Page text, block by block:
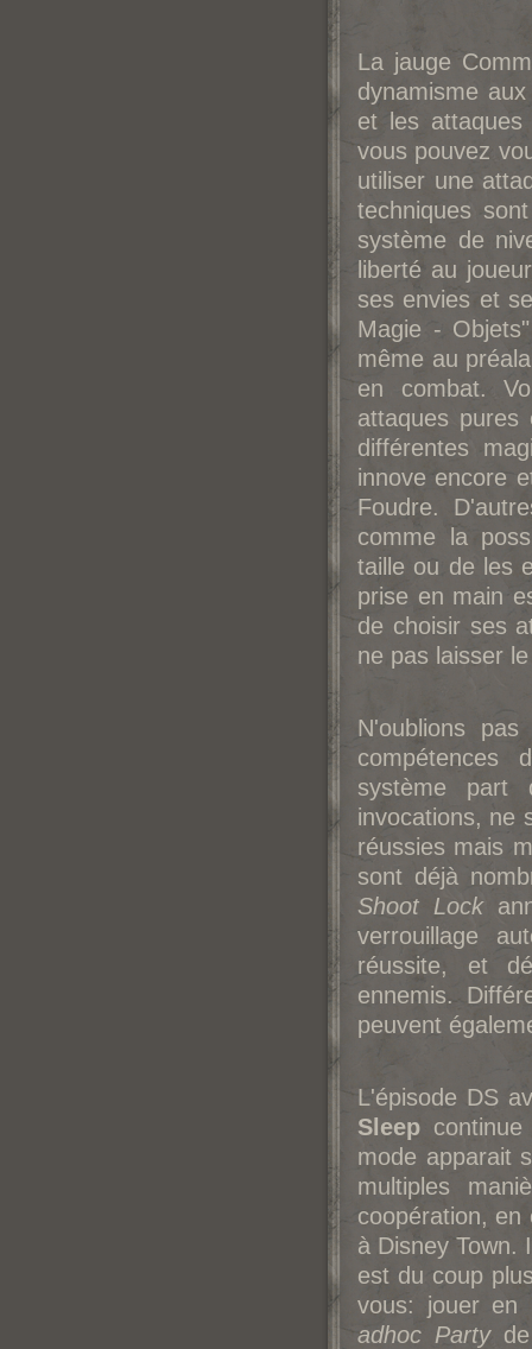
La jauge
dynamisme
et les attaques
vous pouvez
utiliser une
techniques
système de
liberté au
ses envies et
Magie -
même au
en combat.
attaques
différentes
innove encore
Foudre.
comme la
taille ou de les
prise en main
de choisir ses
ne pas laisser
N'oublions
compétences
système part
invocations, ne
réussies mais
sont déjà
Shoot Lock
verrouillage
réussite, et
ennemis.
peuvent
L'épisode DS
Sleep
mode apparait
multiples
coopération, en
à Disney Town.
est du coup
vous: jouer en
adhoc Partyde